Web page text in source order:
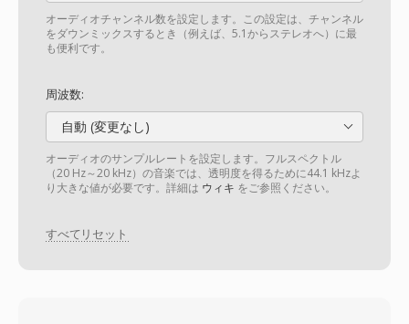
オーディオチャンネル数を設定します。この設定は、チャンネル
をダウンミックスするとき（例えば、5.1からステレオへ）に最
も便利です。
周波数:
自動 (変更なし)
オーディオのサンプルレートを設定します。フルスペクトル
（20 Hz～20 kHz）の音楽では、透明度を得るために44.1 kHzよ
り大きな値が必要です。詳細は ウィキ をご参照ください。
すべてリセット